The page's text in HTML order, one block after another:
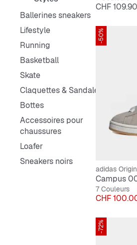
Ballerines sneakers
Lifestyle
Running
Basketball
Skate
Claquettes & Sandales
Bottes
Accessoires pour
chaussures
Loafer
Sneakers noirs
Prix
CHF 109.90
-50%
adidas
Campus
7 Couleurs
Prix
CHF
-72%